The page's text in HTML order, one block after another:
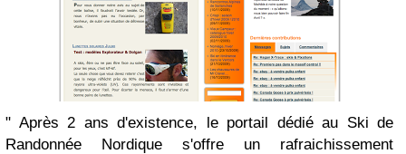
" Après 2 ans d'existence, le portail dédié au Ski de
Randonnée Nordique s'offre un rafraichissement